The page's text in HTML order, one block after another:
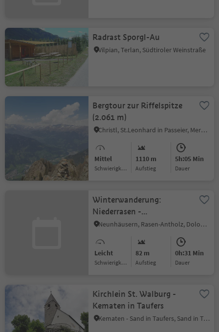
Radrast Sporgl-Au
Vilpian, Terlan, Südtiroler Weinstraße
Bergtour zur Riffelspitze
(2.061 m)
Christl, St.Leonhard in Passeier, Meran und Umgebung
Mittel
Schwierigkeitsgrad
1110 m
Aufstieg
5h:05 Min
Dauer
Winterwanderung:
Niederrasen -
Wasserwaldile - Oberrasen
Neunhäusern, Rasen-Antholz, Dolomitenregion Kronplatz
Leicht
Schwierigkeitsgrad
82 m
Aufstieg
0h:31 Min
Dauer
Kirchlein St. Walburg -
Kematen in Taufers
Kematen - Sand in Taufers, Sand in Taufers, Ahrntal